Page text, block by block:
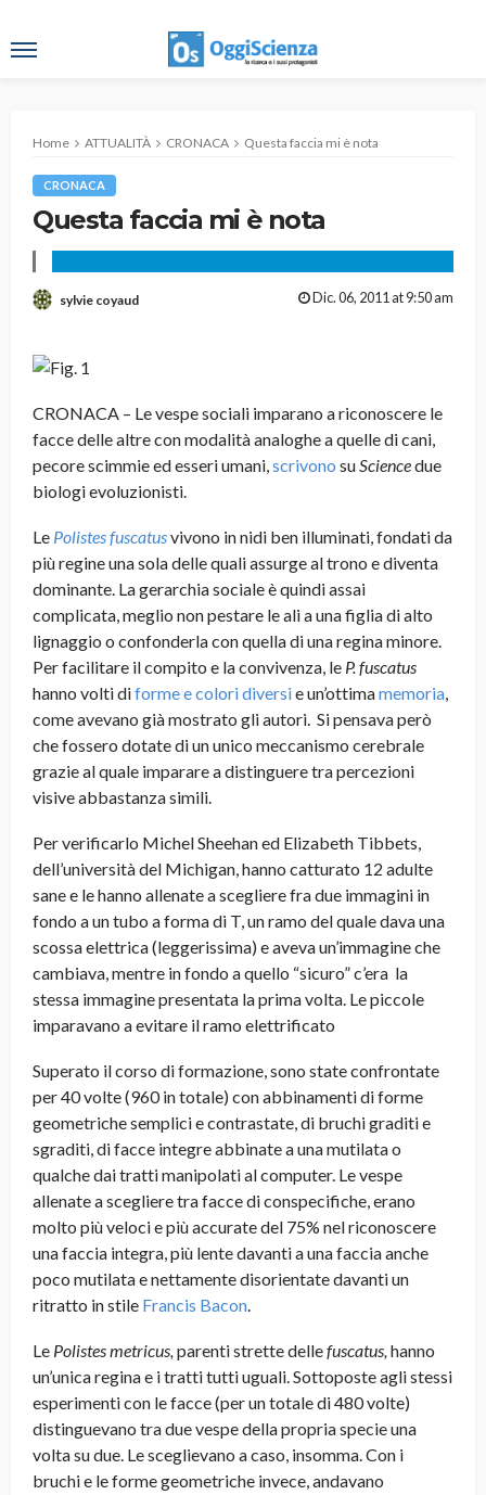
Home ATTUALITÀ CRONACA Questa faccia mi è nota
CRONACA
Questa faccia mi è nota
sylvie coyaud Dic. 06, 2011 at 9:50 am
CRONACA – Le vespe sociali imparano a riconoscere le
facce delle altre con modalità analoghe a quelle di cani,
pecore scimmie ed esseri umani,scrivono suSciencedue
biologi evoluzionisti.
Le Polistes fuscatusvivono in nidi ben illuminati, fondati da
più regine una sola delle quali assurge al trono e diventa
dominante. La gerarchia sociale è quindi assai
complicata, meglio non pestare le ali a una figlia di alto
lignaggio o confonderla con quella di una regina minore.
Per facilitare il compito e la convivenza, le P. fuscatus
hanno volti diforme e colori diversie un’ottimamemoria,
come avevano già mostrato gli autori. Si pensava però
che fossero dotate di un unico meccanismo cerebrale
grazie al quale imparare a distinguere tra percezioni
visive abbastanza simili.
Per verificarlo Michel Sheehan ed Elizabeth Tibbets,
dell’università del Michigan, hanno catturato 12 adulte
sane e le hanno allenate a scegliere fra due immagini in
fondo a un tubo a forma di T, un ramo del quale dava una
scossa elettrica (leggerissima) e aveva un’immagine che
cambiava, mentre in fondo a quello “sicuro” c’era la
stessa immagine presentata la prima volta. Le piccole
imparavano a evitare il ramo elettrificato
Superato il corso di formazione, sono state confrontate
per 40 volte (960 in totale) con abbinamenti di forme
geometriche semplici e contrastate, di bruchi graditi e
sgraditi, di facce integre abbinate a una mutilata o
qualche dai tratti manipolati al computer. Le vespe
allenate a scegliere tra facce di conspecifiche, erano
molto più veloci e più accurate del 75% nel riconoscere
una faccia integra, più lente davanti a una faccia anche
poco mutilata e nettamente disorientate davanti un
ritratto in stile Francis Bacon.
Le Polistes metricus, parenti strette dellefuscatus, hanno
un’unica regina e i tratti tutti uguali. Sottoposte agli stessi
esperimenti con le facce (per un totale di 480 volte)
distinguevano tra due vespe della propria specie una
volta su due. Le sceglievano a caso, insomma. Con i
bruchi e le forme geometriche invece, andavano